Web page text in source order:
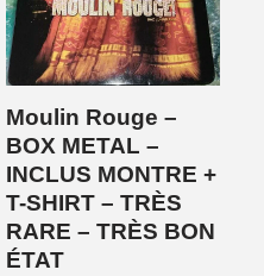
Moulin Rouge –
BOX METAL –
INCLUS MONTRE +
T-SHIRT – TRÈS
RARE – TRÈS BON
ÉTAT